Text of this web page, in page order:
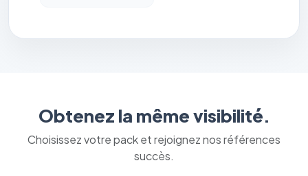
Obtenez la même visibilité.
Choisissez votre pack et rejoignez nos références
succès.